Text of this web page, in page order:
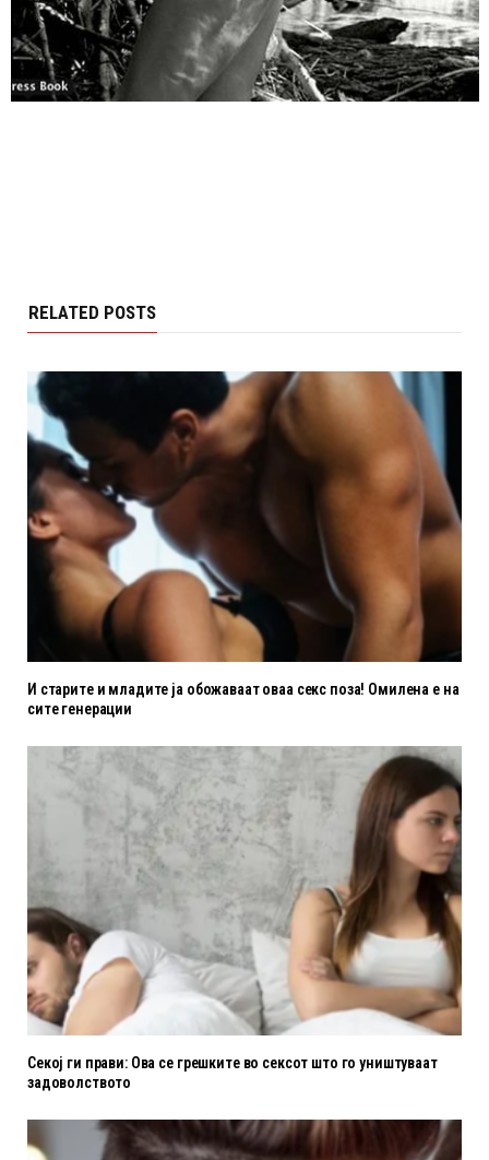
RELATED POSTS
И старите и младите ја обожаваат оваа секс поза! Омилена е на
сите генерации
Секој ги прави: Ова се грешките во сексот што го уништуваат
задоволството